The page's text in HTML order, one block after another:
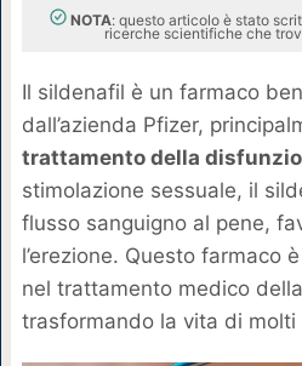
NOTA: questo articolo è stato
ricerche scientifiche che
Il sildenafil è un farmaco
dall’azienda Pfizer,
trattamento della
stimolazione sessuale, il
flusso sanguigno al pene,
l’erezione. Questo farmaco
nel trattamento medico
trasformando la vita di molti